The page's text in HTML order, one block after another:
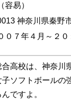
容易）
神奈川県秦野
０７年４月～２０
合高校は、神奈川
子ソフトボールの
ですよ。